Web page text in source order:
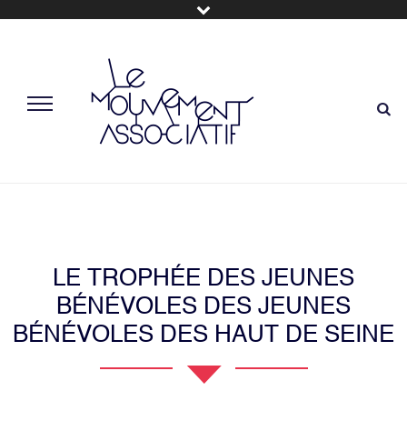
LE TROPHÉE DES JEUNES
BÉNÉVOLES DES JEUNES
BÉNÉVOLES DES HAUT DE SEINE